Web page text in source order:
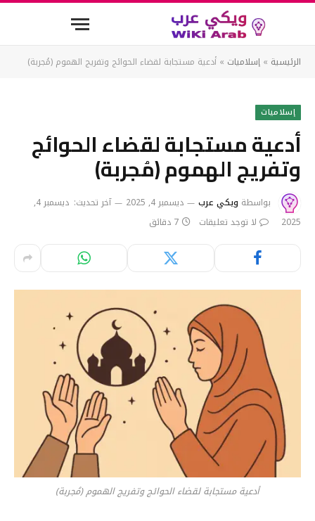
الرئيسية » إسلاميات » أدعية مستجابة لقضاء الحوائج وتفريج الهموم (مُجربة)
إسلاميات
أدعية مستجابة لقضاء الحوائج
وتفريج الهموم (مُجربة)
بواسطة ويكي عرب ديسمبر 4, 2025 آخر تحديث:
ديسمبر 4,
2025
لا توجد تعليقات 7 دقائق
أدعية مستجابة لقضاء الحوائج وتفريج الهموم (مُجربة)